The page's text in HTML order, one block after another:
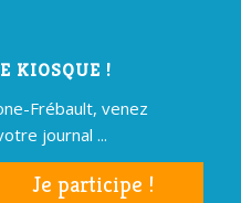
KIOSQUE !
Frébault, venez
journal ...
Je participe !